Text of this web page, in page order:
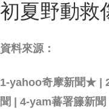
初夏野動救
資料來源：
1-yahoo奇摩新聞★ |
聞 | 4-yam蕃署籐新